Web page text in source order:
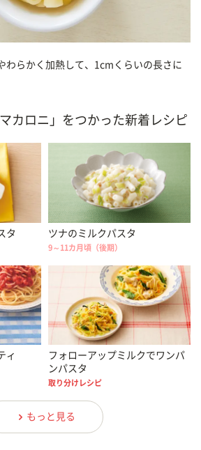
わらかく加熱して、1cmくらいの長さに
カロニ」をつかった新着レシピ
タ ツナのミルクパスタ
9～11カ月頃（後期）
ィ
フォローアップミルクでワンパ
ンパスタ
取り分けレシピ
もっと見る